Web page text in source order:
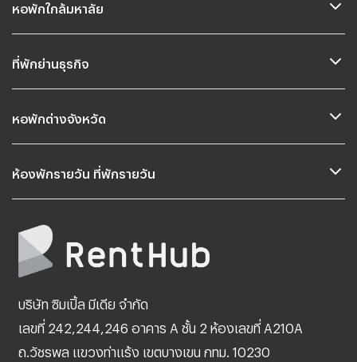
หอพักใกล้มหาลัย
ที่พักย่านธุรกิจ
หอพักต่างจังหวัด
ห้องพักรายวัน ที่พักรายวัน
บริษัท ซิมเปิ้ล มีเดีย จำกัด
เลขที่ 242,244,246 อาคาร A ชั้น 2 ห้องเลขที่ A210A
ถ.วัชรพล แขวงท่าแร้ง เขตบางเขน กทม. 10230